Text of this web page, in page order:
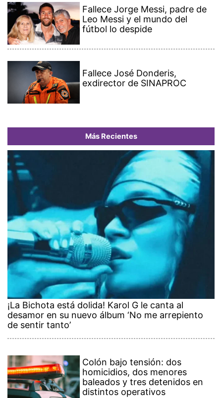
Fallece Jorge Messi, padre de
Leo Messi y el mundo del
fútbol lo despide
Fallece José Donderis,
exdirector de SINAPROC
Más Recientes
¡La Bichota está dolida! Karol G le canta al
desamor en su nuevo álbum ‘No me arrepiento
de sentir tanto’
Colón bajo tensión: dos
homicidios, dos menores
baleados y tres detenidos en
distintos operativos